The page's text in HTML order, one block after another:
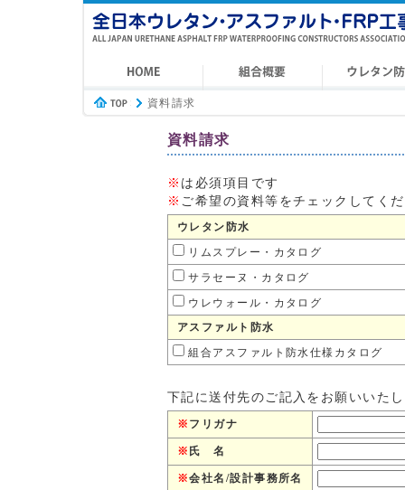
資料請求
資料請求
※ は必須項目です
※ ご希望の資料等をチェックしてく
ウレタン防水
リムスプレー・カタログ
サラセーヌ・カタログ
ウレウォール・カタログ
アスファルト防水
組合アスファルト防水仕様カタログ
下記に送付先のご記入をお願いいた
※ フリガナ
※ 氏 名
※会社名/設計事務所名